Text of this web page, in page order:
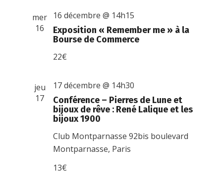
mer
16
Exposition « Remember me » à la
Bourse de Commerce
16 décembre @ 14h15
22€
jeu
17
Conférence – Pierres de Lune et
bijoux de rêve : René Lalique et les
bijoux 1900
17 décembre @ 14h30
Club Montparnasse92bis boulevard
Montparnasse, Paris
13€